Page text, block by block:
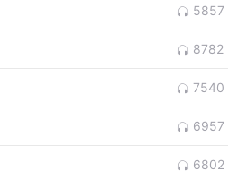
5857
8782
7540
6957
6802